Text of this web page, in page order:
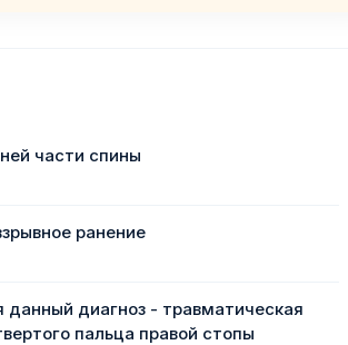
части спины
ранение
данный диагноз - травматическая
пальца правой стопы